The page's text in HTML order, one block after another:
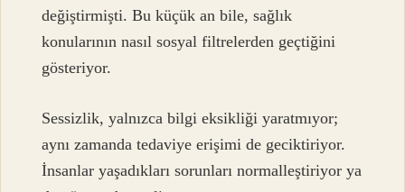
değiştirmişti. Bu küçük an bile, sağlık
konularının nasıl sosyal filtrelerden geçtiğini
gösteriyor.
Sessizlik, yalnızca bilgi eksikliği yaratmıyor;
aynı zamanda tedaviye erişimi de geciktiriyor.
İnsanlar yaşadıkları sorunları normalleştiriyor ya